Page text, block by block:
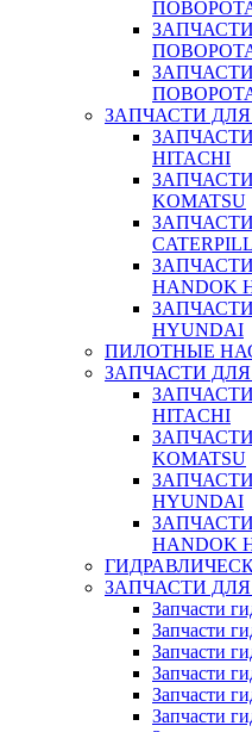
ПОВОРОТА
ПОВОРОТА
ЗАПЧАСТИ
HITACHI
KOMATSU
HANDOK
HYUNDAI
ПИЛОТНЫЕ
ЗАПЧАСТИ
HITACHI
KOMATSU
HYUNDAI
HANDOK
ЗАПЧАСТИ ДЛЯ
Запчасти
Запчасти
Запчасти
Запчасти
Запчасти
Запчасти